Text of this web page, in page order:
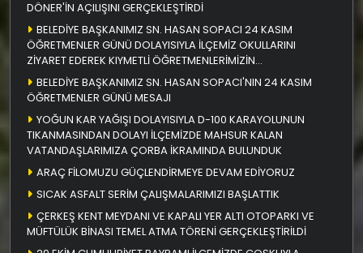
DÖNER'İN AÇILIŞINI GERÇEKLEŞTİRDİ
BELEDİYE BAŞKANIMIZ SN. HASAN SOPACI 24 KASIM
ÖĞRETMENLER GÜNÜ DOLAYISIYLA İLÇEMİZ OKULLARINI
ZİYARET EDEREK KIYMETLİ ÖĞRETMENLERİMİZİN
ÖĞRETMENLER GÜNÜNÜ KUTLADI
BELEDİYE BAŞKANIMIZ SN. HASAN SOPACI'NIN 24 KASIM
ÖĞRETMENLER GÜNÜ MESAJI
YOĞUN KAR YAĞIŞI DOLAYISIYLA D-100 KARAYOLUNUN
TIKANMASINDAN DOLAYI İLÇEMİZDE MAHSUR KALAN
VATANDAŞLARIMIZA ÇORBA İKRAMINDA BULUNDUK
ARAÇ FİLOMUZU GÜÇLENDİRMEYE DEVAM EDİYORUZ
SICAK ASFALT SERİM ÇALIŞMALARIMIZI BAŞLATTIK
ÇERKEŞ KENT MEYDANI VE KAPALI YER ALTI OTOPARKI VE
MÜFTÜLÜK BİNASI TEMEL ATMA TÖRENİ GERÇEKLEŞTİRİLDİ